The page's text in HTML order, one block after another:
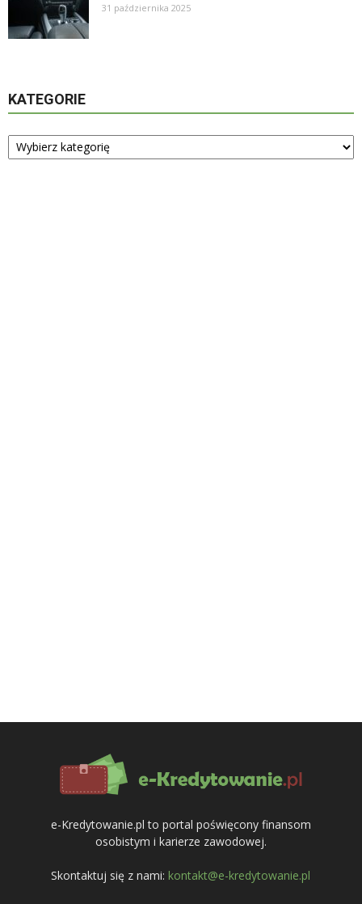
31 października 2025
KATEGORIE
Kategorie
e-Kredytowanie.pl to portal poświęcony finansom
osobistym i karierze zawodowej.
Skontaktuj się z nami: kontakt@e-kredytowanie.pl